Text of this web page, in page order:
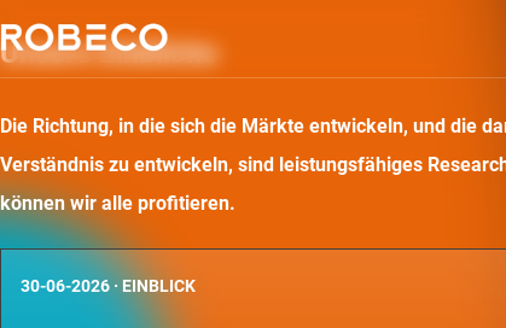
Unsere Einblicke
Die Richtung, in die sich die Märkte entwickeln, und die
Verständnis zu entwickeln, sind leistungsfähiges
können wir alle profitieren.
30-06-2026 · EINBLICK